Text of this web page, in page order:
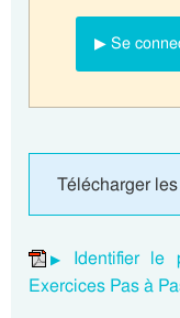
▶ Se
Télécharger
Identifier le
Exercices Pas à